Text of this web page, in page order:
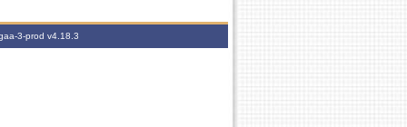
3-prod v4.18.3